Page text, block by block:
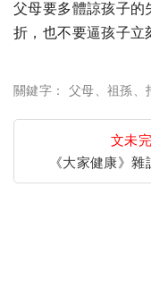
父母要多體諒孩子的
折，也不要逼孩子立
關鍵字： 父母 祖孫 、
文未完
《大家健康》